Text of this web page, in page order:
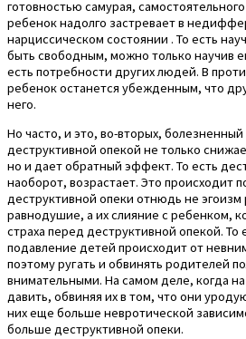
готовностью самурая,
ребенок надолго застревает в
нарциссическом состоянии . То есть
быть свободным, можно только научив
есть потребности других людей. В
ребенок останется убежденным, что
него.
Но часто, и это, во-вторых, болезненный
деструктивной опекой не только
но и дает обратный эффект. То есть
наоборот, возрастает. Это происходит
деструктивной опеки отнюдь не
равнодушие, а их слияние с ребенком,
страха перед деструктивной опекой.
подавление детей происходит от
поэтому ругать и обвинять родителей
внимательными. На самом деле, когда
давить, обвиняя их в том, что они
них еще больше невротической
больше деструктивной опеки.